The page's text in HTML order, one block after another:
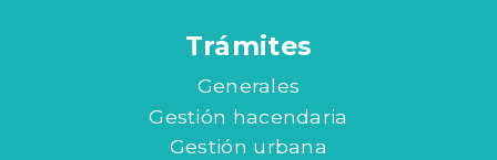
Trámites
Generales
Gestión hacendaria
Gestión urbana